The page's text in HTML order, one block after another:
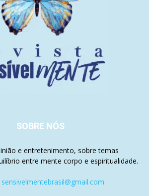
SOBRE NÓS
e entretenimento, sobre temas
entre mente corpo e espiritualidade.
sensivelmentebrasil@gmail.com